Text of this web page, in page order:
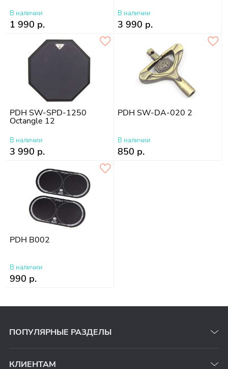
В наличии
1 990 р.
В наличии
3 990 р.
PDH SW-SPD-1250
Octangle 12
В наличии
3 990 р.
PDH SW-DA-020 2
В наличии
850 р.
PDH B002
В наличии
990 р.
ПОПУЛЯРНЫЕ РАЗДЕЛЫ
КЛИЕНТАМ